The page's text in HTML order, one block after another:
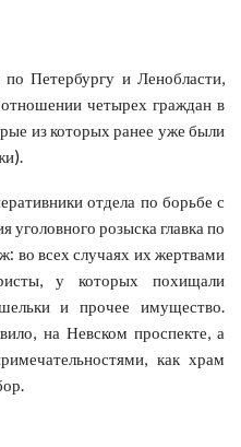
Петербургу и Ленобласти,
четырех граждан в
из которых ранее уже были
отдела по борьбе с
розыска главка по
во всех случаях их жертвами
у которых похищали
и прочее имущество.
на Невском проспекте, а
как храм